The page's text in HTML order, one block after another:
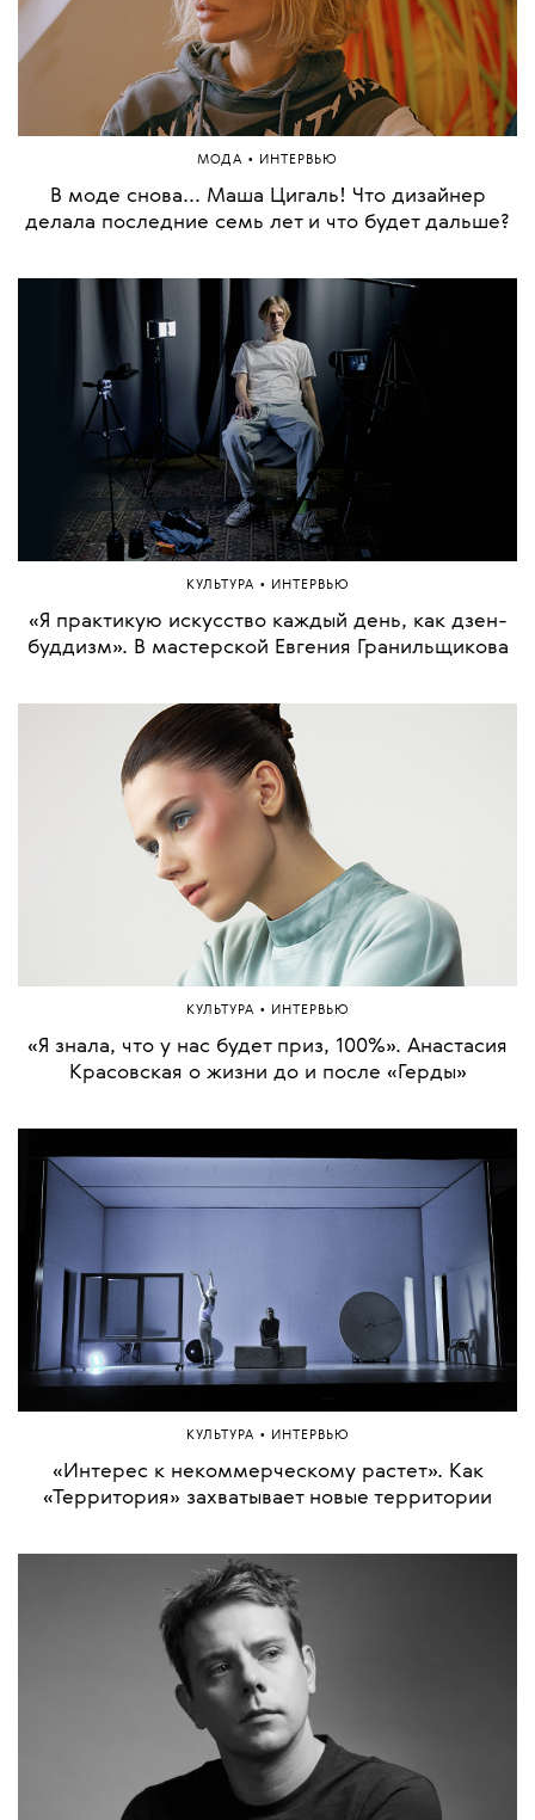
МОДА • ИНТЕРВЬЮ
В моде снова... Маша Цигаль! Что дизайнер
делала последние семь лет и что будет дальше?
КУЛЬТУРА • ИНТЕРВЬЮ
«Я практикую искусство каждый день, как дзен-
буддизм». В мастерской Евгения Гранильщикова
КУЛЬТУРА • ИНТЕРВЬЮ
«Я знала, что у нас будет приз, 100%». Анастасия
Красовская о жизни до и после «Герды»
КУЛЬТУРА • ИНТЕРВЬЮ
«Интерес к некоммерческому растет». Как
«Территория» захватывает новые территории